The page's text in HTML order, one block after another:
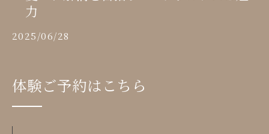
力
2025/06/28
体験ご予約はこちら